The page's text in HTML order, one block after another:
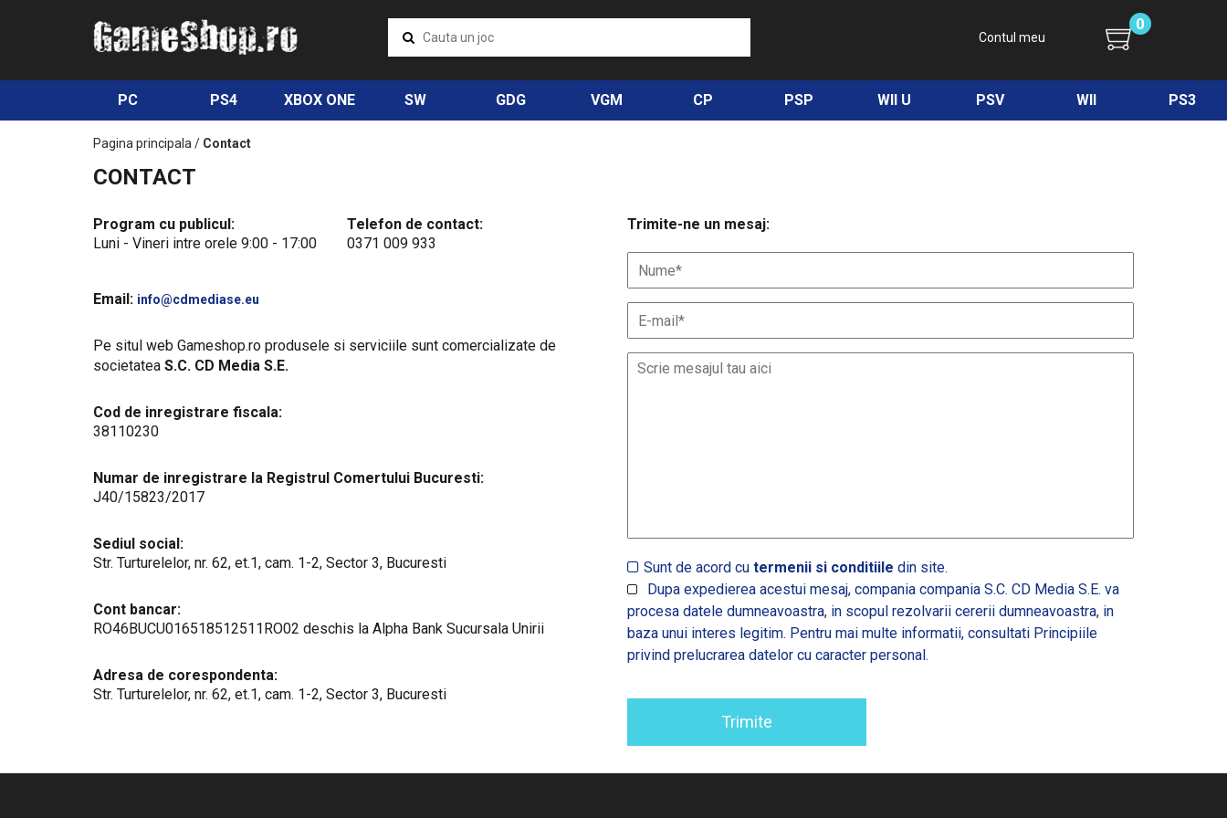
Contul meu
0
PC PS4 XBOX ONE SW GDG VGM CP PSP WII U PSV WII PS3
Pagina principala / Contact
CONTACT
Program cu publicul:
Luni - Vineri intre orele 9:00 - 17:00
Telefon de contact:
0371 009 933
Email: info@cdmediase.eu
Pe situl web Gameshop.ro produsele si serviciile sunt comercializate de
societatea S.C. CD Media S.E.
Cod de inregistrare fiscala:
38110230
Numar de inregistrare la Registrul Comertului Bucuresti:
J40/15823/2017
Sediul social:
Str. Turturelelor, nr. 62, et.1, cam. 1-2, Sector 3, Bucuresti
Cont bancar:
RO46BUCU016518512511RO02 deschis la Alpha Bank Sucursala Unirii
Adresa de corespondenta:
Str. Turturelelor, nr. 62, et.1, cam. 1-2, Sector 3, Bucuresti
Trimite-ne un mesaj:
Sunt de acord cu termenii si conditiile din site.
Dupa expedierea acestui mesaj, compania compania S.C. CD Media S.E. va
procesa datele dumneavoastra, in scopul rezolvarii cererii dumneavoastra, in
baza unui interes legitim. Pentru mai multe informatii, consultati Principiile
privind prelucrarea datelor cu caracter personal.
Trimite